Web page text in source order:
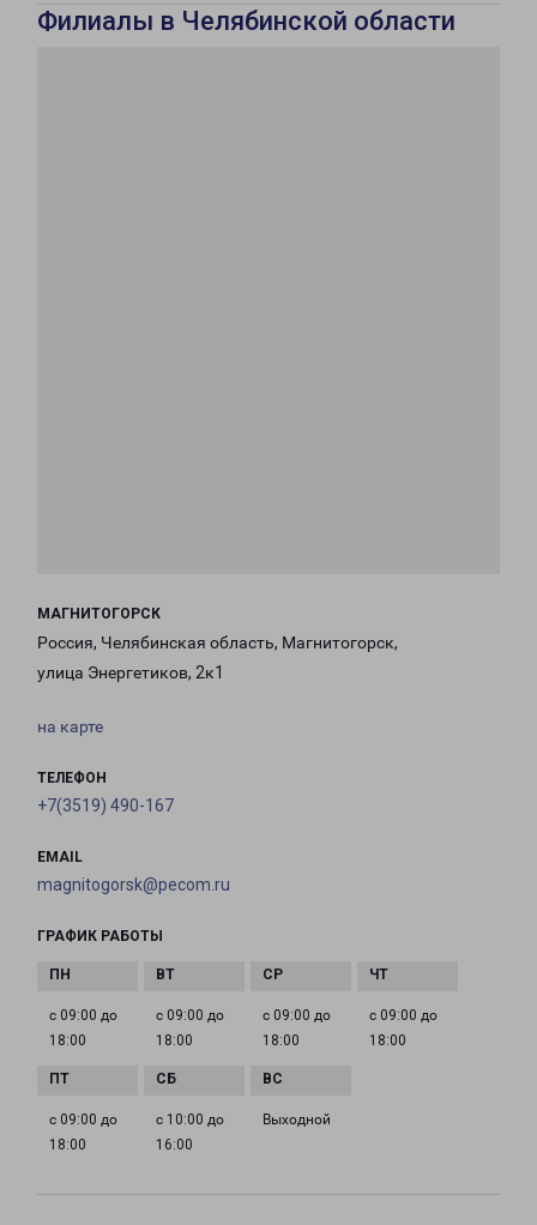
Филиалы в Челябинской области
МАГНИТОГОРСК
Россия, Челябинская область, Магнитогорск,
улица Энергетиков, 2к1
на карте
ТЕЛЕФОН
+7(3519) 490-167
EMAIL
magnitogorsk@pecom.ru
ГРАФИК РАБОТЫ
с 09:00 до
18:00
с 09:00 до
18:00
с 09:00 до
18:00
с 09:00 до
18:00
с 09:00 до
18:00
с 10:00 до
16:00
Выходной